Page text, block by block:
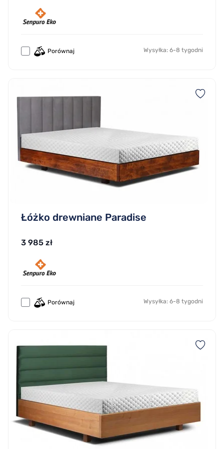
Porównaj Wysyłka: 6-8 tygodni
Łóżko drewniane Paradise
3 985 zł
Porównaj Wysyłka: 6-8 tygodni